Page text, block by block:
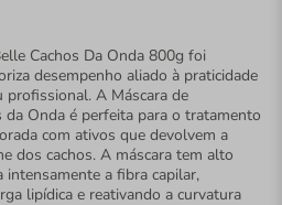
Cachos Da Onda 800g foi
desempenho aliado à praticidade
profissional. A Máscara de
da Onda é perfeita para o tratamento
com ativos que devolvem a
dos cachos. A máscara tem alto
intensamente a fibra capilar,
lipídica e reativando a curvatura